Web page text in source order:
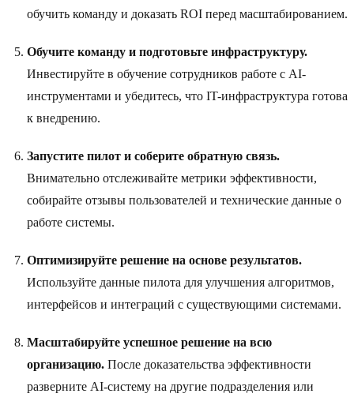
обучить команду и доказать ROI перед масштабированием.
Обучите команду и подготовьте инфраструктуру.
Инвестируйте в обучение сотрудников работе с AI-
инструментами и убедитесь, что IT-инфраструктура готова
к внедрению.
Запустите пилот и соберите обратную связь.
Внимательно отслеживайте метрики эффективности,
собирайте отзывы пользователей и технические данные о
работе системы.
Оптимизируйте решение на основе результатов.
Используйте данные пилота для улучшения алгоритмов,
интерфейсов и интеграций с существующими системами.
Масштабируйте успешное решение на всю
организацию. После доказательства эффективности
разверните AI-систему на другие подразделения или